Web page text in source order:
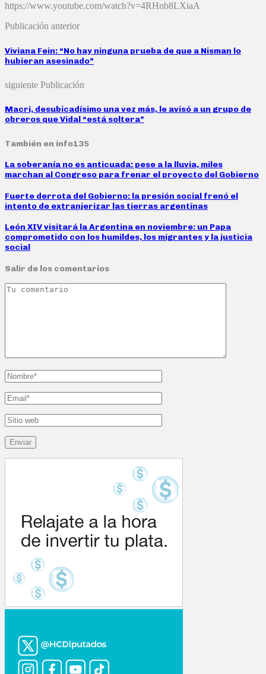
https://www.youtube.com/watch?v=4RHnb8LXiaA
Publicación anterior
Viviana Fein: “No hay ninguna prueba de que a Nisman lo
hubieran asesinado”
siguiente Publicación
Macri, desubicadísimo una vez más, le avisó a un grupo de
obreros que Vidal “está soltera”
También en info135
La soberanía no es anticuada: pese a la lluvia, miles
marchan al Congreso para frenar el proyecto del Gobierno
Fuerte derrota del Gobierno: la presión social frenó el
intento de extranjerizar las tierras argentinas
León XIV visitará la Argentina en noviembre: un Papa
comprometido con los humildes, los migrantes y la justicia
social
Salir de los comentarios